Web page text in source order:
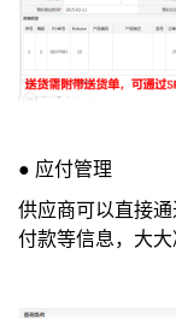
● 应付管理
供应商可以直接通
付款等信息，大大